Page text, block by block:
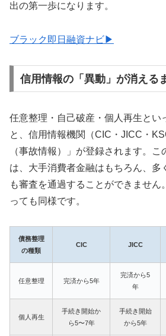
出の第一歩になります。
ブラック即日融資ナビ▶
信用情報の「異動」が消える
任意整理・自己破産・個人再生とい
と、信用情報機関（CIC・JICC・
（事故情報）」が登録されます。
は、大手消費者金融はもちろん、多
も審査を通過することができません
っても同様です。
債務整理
の種類
CIC JICC
任意整理 完済から5年
完済から5
年
個人再生
手続き開始か
ら5〜7年
手続き開始
から5年